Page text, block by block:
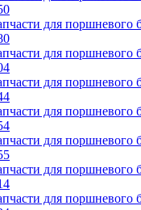
для поршневого
для поршневого
для поршневого
для поршневого
для поршневого
для поршневого
для поршневого